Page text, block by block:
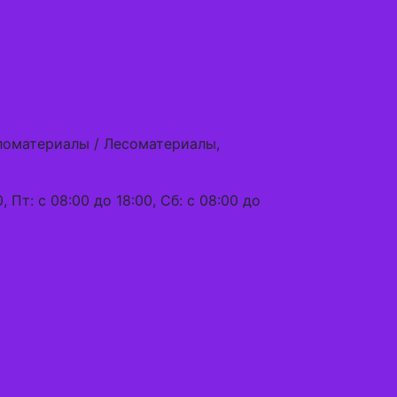
/ Лесоматериалы,
Пт: с 08:00 до 18:00, Сб: с 08:00 до